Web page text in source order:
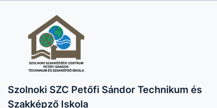
Szolnoki SZC Petőfi Sándor Technikum és
Szakképző Iskola